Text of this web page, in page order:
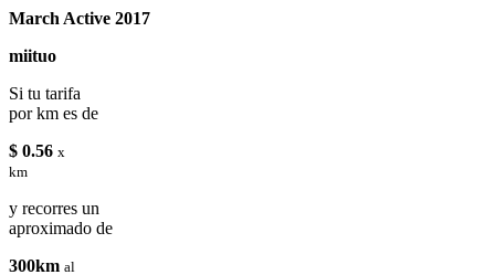
March Active 2017
miituo
Si tu tarifa
por km es de
$ 0.56 x
km
y recorres un
aproximado de
300km al